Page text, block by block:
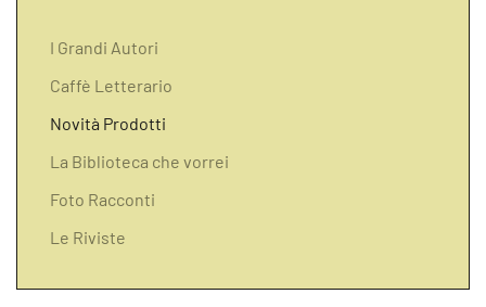
I Grandi Autori
Caffè Letterario
Novità Prodotti
La Biblioteca che vorrei
Foto Racconti
Le Riviste